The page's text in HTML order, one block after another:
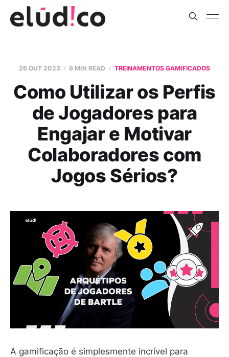
26 OUT 2023 6 MIN READ TREINAMENTOS GAMIFICADOS
Como Utilizar os Perfis
de Jogadores para
Engajar e Motivar
Colaboradores com
Jogos Sérios?
A gamificação é simplesmente incrível para